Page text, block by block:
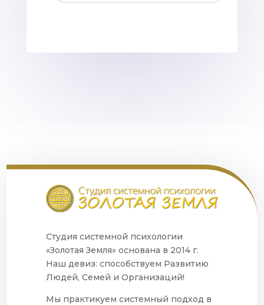
Студия системной психологии
«Золотая Земля» основана в 2014 г.
Наш девиз: способствуем Развитию
Людей, Семей и Организаций!
Мы практикуем системный подход в